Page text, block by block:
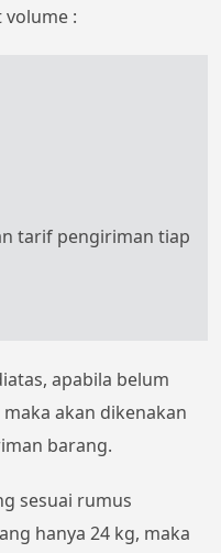
:
tarif pengiriman tiap
apabila belum
akan dikenakan
barang.
sesuai rumus
hanya 24 kg, maka